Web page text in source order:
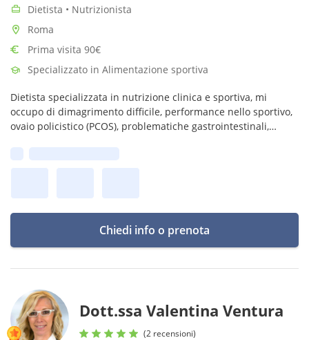
Dietista • Nutrizionista
Roma
Prima visita 90€
Specializzato in Alimentazione sportiva
Dietista specializzata in nutrizione clinica e sportiva, mi
occupo di dimagrimento difficile, performance nello sportivo,
ovaio policistico (PCOS), problematiche gastrointestinali,
Chiedi info o prenota
Dott.ssa Valentina Ventura
(2 recensioni)